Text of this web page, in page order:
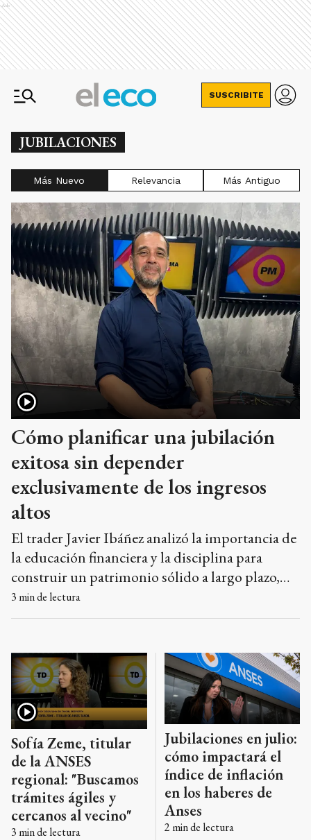
Ads
SUSCRIBITE
JUBILACIONES
Más Nuevo Relevancia Más Antiguo
Cómo planificar una jubilación
exitosa sin depender
exclusivamente de los ingresos
altos
El trader Javier Ibáñez analizó la importancia de
la educación financiera y la disciplina para
construir un patrimonio sólido a largo plazo,
destacando que el tiempo y el interés
compuesto son herramientas más
3 min de lectura
Sofía Zeme, titular
de la ANSES
regional: "Buscamos
trámites ágiles y
cercanos al vecino"
3 min de lectura
Jubilaciones en julio:
cómo impactará el
índice de inflación
en los haberes de
Anses
2 min de lectura